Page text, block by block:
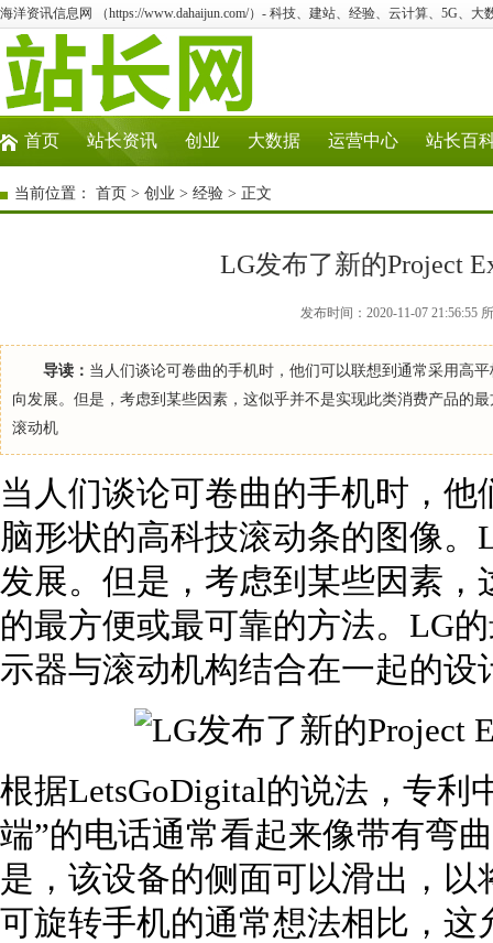
海洋资讯信息网 （https://www.dahaijun.com/）- 科技、建站、经验、云计算、5G、大
首页 站长资讯 创业 大数据 运营中心 站长百
当前位置： 首页 > 创业 > 经验 > 正文
LG发布了新的Project
发布时间：2020-11-07 21:56:55
导读： 当人们谈论可卷曲的手机时，他们可以联想到通常采用高
向发展。但是，考虑到某些因素，这似乎并不是实现此类消费产品的
滚动机
当人们谈论可卷曲的手机时，
脑形状的高科技滚动条的图像
发展。但是，考虑到某些因素
的最方便或最可靠的方法。LG
示器与滚动机构结合在一起的设
根据LetsGoDigital的说法，专利
端”的电话通常看起来像带有弯
是，该设备的侧面可以滑出，
可旋转手机的通常想法相比，